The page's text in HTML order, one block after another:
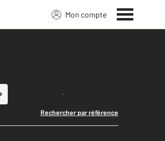
Mon compte
Lancer ma recherche
Rechercher par référence